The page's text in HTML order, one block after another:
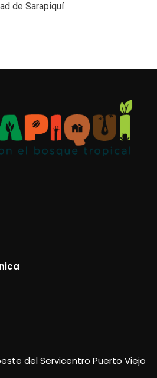
de Sarapiquí
del Servicentro Puerto Viejo